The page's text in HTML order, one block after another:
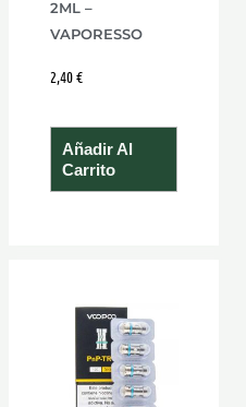
2ML –
VAPORESSO
2,40€
Añadir Al
Carrito